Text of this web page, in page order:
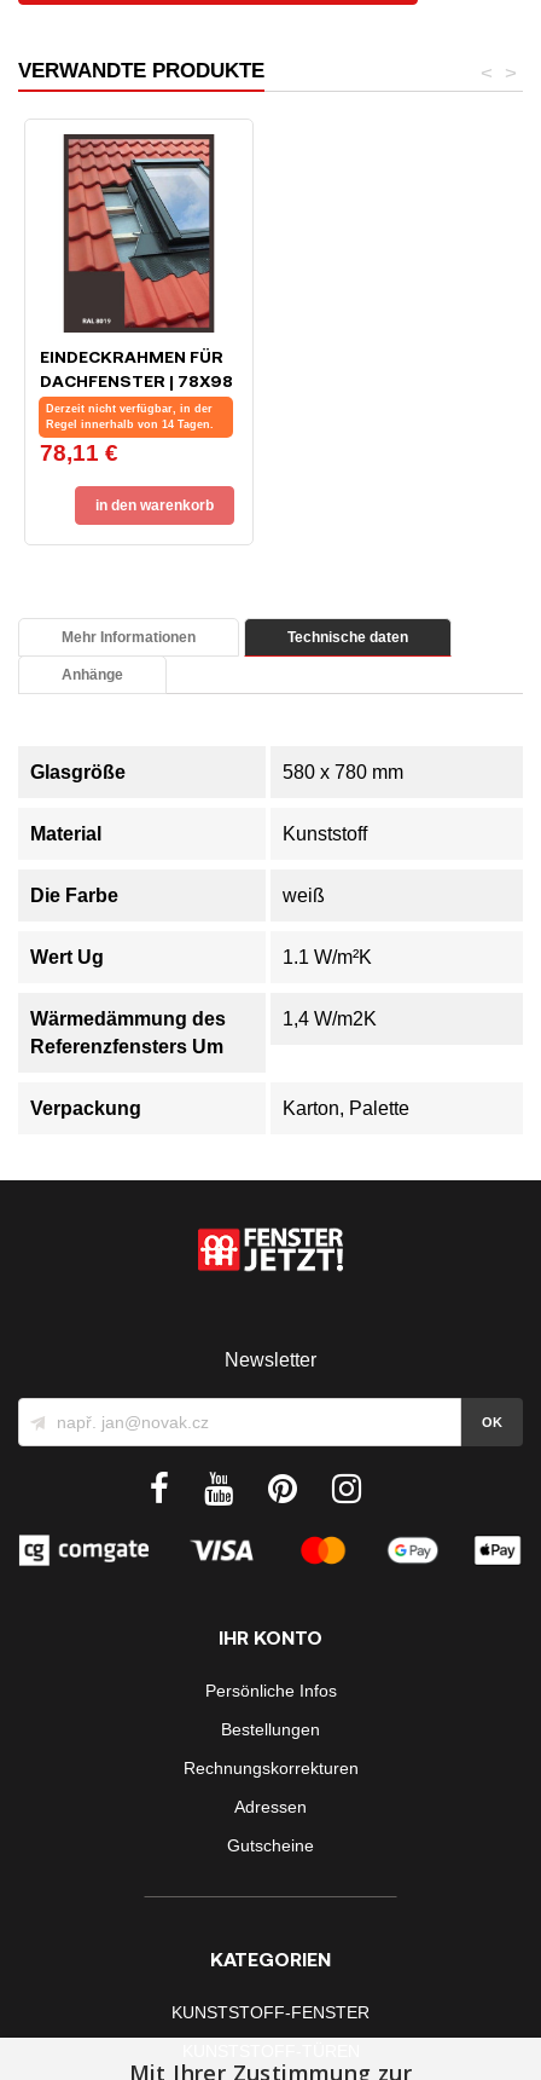
VERWANDTE PRODUKTE >
<
EINDECKRAHMEN FÜR
DACHFENSTER | 78X98
CM (780X980 MM) |
BRAUN | FÜR PROFIL
BEDACHUNG
Derzeit nicht verfügbar, in der
Regel innerhalb von 14 Tagen.
Preis
78,11 €
in den warenkorb
Mehr Informationen Technische daten
Anhänge
Glasgröße 580 x 780 mm
Material Kunststoff
Die Farbe weiß
Wert Ug 1.1 W/m²K
Wärmedämmung des
Referenzfensters Um
1,4 W/m2K
Verpackung Karton, Palette
Newsletter
IHR KONTO
Persönliche Infos
Bestellungen
Rechnungskorrekturen
Adressen
Gutscheine
KATEGORIEN
KUNSTSTOFF-FENSTER
Mit Ihrer Zustimmung zur